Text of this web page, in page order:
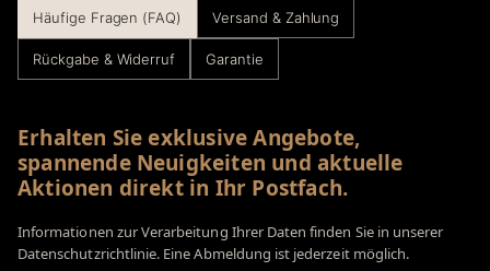
Häufige Fragen (FAQ) Versand & Zahlung
Rückgabe & Widerruf Garantie
Erhalten Sie exklusive Angebote,
spannende Neuigkeiten und aktuelle
Aktionen direkt in Ihr Postfach.
Informationen zur Verarbeitung Ihrer Daten finden Sie in unserer
Datenschutzrichtlinie. Eine Abmeldung ist jederzeit möglich.